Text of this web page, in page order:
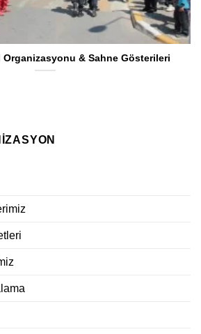
Organizasyonu & Sahne Gösterileri